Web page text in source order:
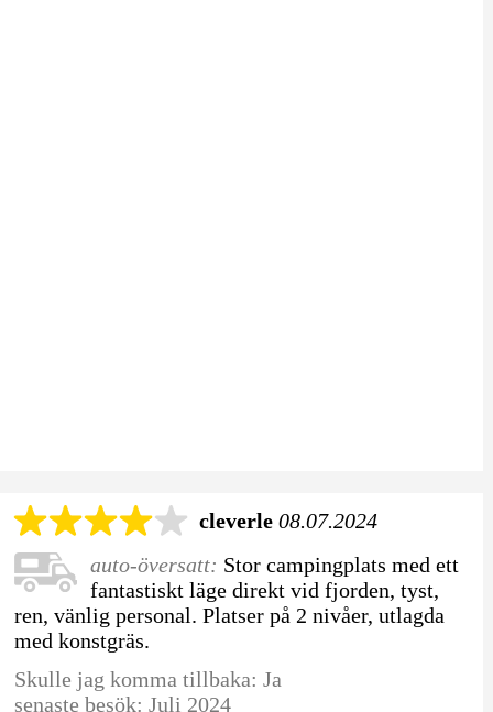
cleverle 08.07.2024
auto-översatt: Stor campingplats med ett
fantastiskt läge direkt vid fjorden, tyst,
ren, vänlig personal. Platser på 2 nivåer, utlagda
med konstgräs.
Skulle jag komma tillbaka: Ja
senaste besök: Juli 2024